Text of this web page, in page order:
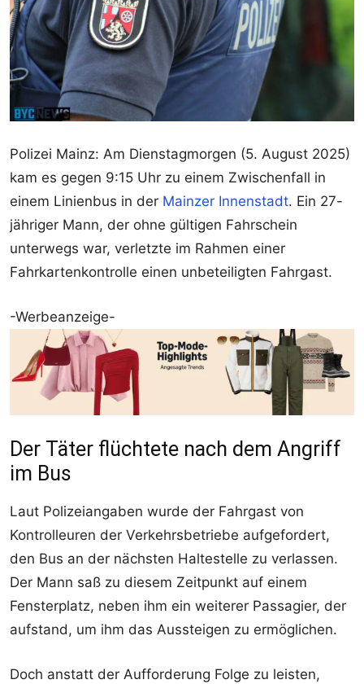
Polizei Mainz: Am Dienstagmorgen (5. August 2025)
kam es gegen 9:15 Uhr zu einem Zwischenfall in
einem Linienbus in der Mainzer Innenstadt. Ein 27-
jähriger Mann, der ohne gültigen Fahrschein
unterwegs war, verletzte im Rahmen einer
Fahrkartenkontrolle einen unbeteiligten Fahrgast.
-Werbeanzeige-
Der Täter flüchtete nach dem Angriff
im Bus
Laut Polizeiangaben wurde der Fahrgast von
Kontrolleuren der Verkehrsbetriebe aufgefordert,
den Bus an der nächsten Haltestelle zu verlassen.
Der Mann saß zu diesem Zeitpunkt auf einem
Fensterplatz, neben ihm ein weiterer Passagier, der
aufstand, um ihm das Aussteigen zu ermöglichen.
Doch anstatt der Aufforderung Folge zu leisten,